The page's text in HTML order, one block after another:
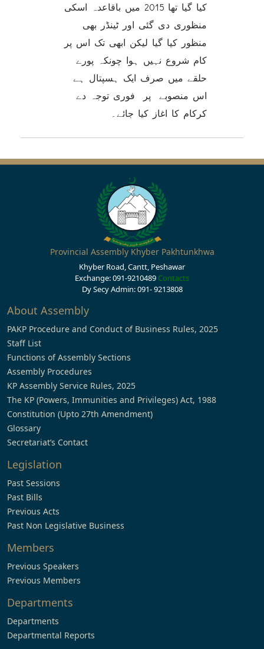
کیا گیا تھا 2015 میں باقاعدہ اسکی
منظوری دی گئی اور ٹینڈر بھی
منظور کیا گیا لیکن ابھی تک اس پر
کام شروع نہیں ہوا چونکہ پورے
حلقے میں صرف ایک ہسپتال ہے
اس منصوبے پر فوری توجہ دے
کرکام کا اغاز کیا جائے۔
Provincial Assembly Khyber Pakhtunkhwa
Khyber Road, Cantt, Peshawar
Exchange: 091-9210489 Contacts
Dy Secy Admin: 091- 9213808
About Assembly
PAKP Procedure and Conduct of Business Rules, 2025
Staff List
Functions of Assembly Sections
Assembly Procedures
KP Assembly Service Rules, 2025
The KP (Powers, Immunities and Privileges) Act, 1988
Constitution (Upto 27th Amendment)
Glossary
Secretariat’s Contact
Legislation
Past Sessions
Past Bills
Previous Acts
Past Non Legislative Business
Members
Previous Speakers
Previous Members
Departments
Departments
Departmental Reports